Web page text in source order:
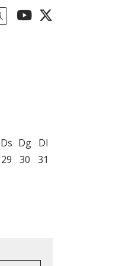
Link a
Cercar
Ds
29
Dg
30
Dl
31